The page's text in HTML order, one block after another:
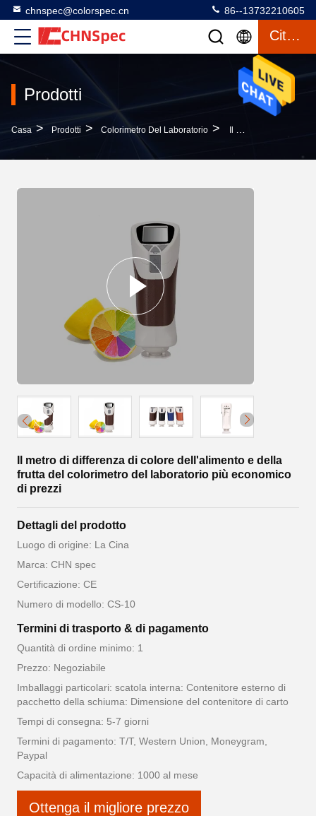
chnspec@colorspec.cn 86--13732210605
Citazione
Prodotti
Casa > Prodotti > Colorimetro Del Laboratorio >
Il metro di differenza di colore dell'alimento e della
frutta del colorimetro del laboratorio più economico
di prezzi
Dettagli del prodotto
Luogo di origine: La Cina
Marca: CHN spec
Certificazione: CE
Numero di modello: CS-10
Termini di trasporto & di pagamento
Quantità di ordine minimo: 1
Prezzo: Negoziabile
Imballaggi particolari: scatola interna: Contenitore esterno di
pacchetto della schiuma: Dimensione del contenitore di carto
Tempi di consegna: 5-7 giorni
Termini di pagamento: T/T, Western Union, Moneygram,
Paypal
Capacità di alimentazione: 1000 al mese
Ottenga il migliore prezzo